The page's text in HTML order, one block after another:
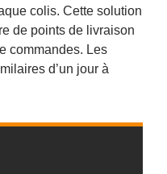
colis. Cette solution
de points de livraison
commandes. Les
d’un jour à